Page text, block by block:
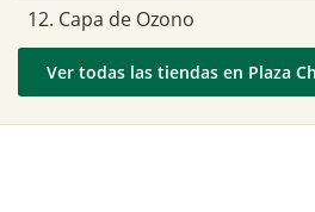
12. Capa de Ozono
Ver todas las tiendas en Plaza